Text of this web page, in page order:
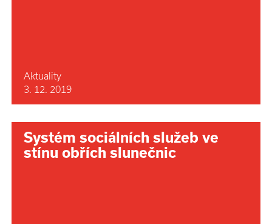
Aktuality
3. 12. 2019
Systém sociálních služeb ve
stínu obřích slunečnic